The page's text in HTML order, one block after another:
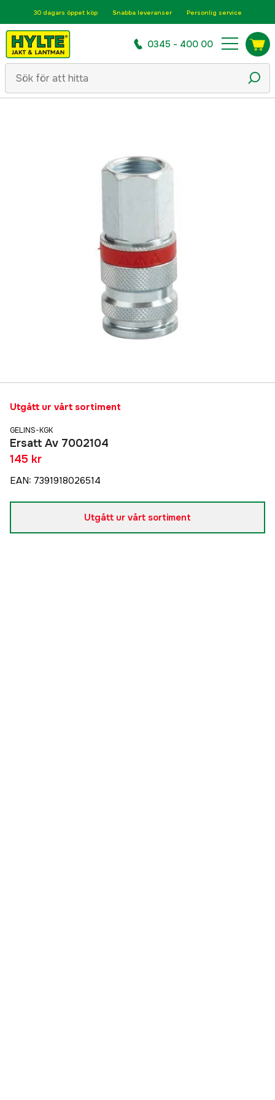
30 dagars öppet köp Snabba leveranser Personlig service
0345 - 400 00
Utgått ur vårt sortiment
GELINS-KGK
Ersatt Av 7002104
145 kr
EAN: 7391918026514
Utgått ur vårt sortiment